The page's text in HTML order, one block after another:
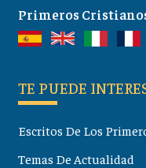
Primeros
TE PUEDE
Escritos De Los
Temas De Actualidad